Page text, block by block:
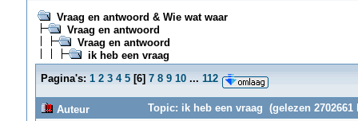
Vraag en antwoord & Wie wat waar
Vraag en antwoord
Vraag en antwoord
ik heb een vraag
Pagina's: 1 2 3 4 5[6] 7 8 9 10 ... 112
Auteur
Topic: ik heb een vraag (gelezen 2702661